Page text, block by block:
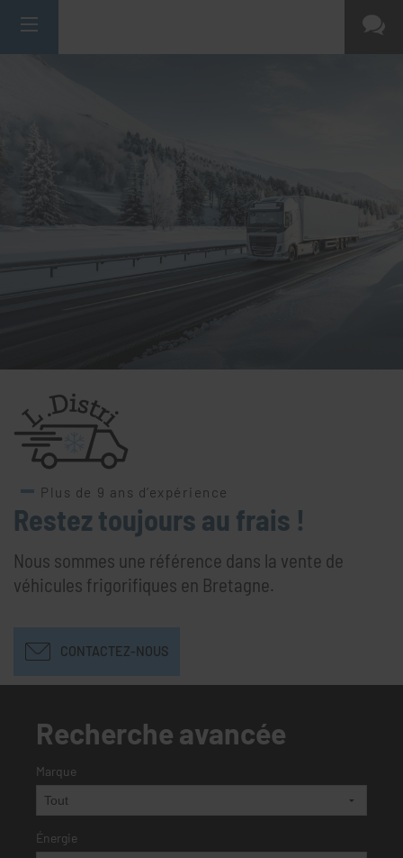
Plus de 9 ans d’expérience
Restez toujours au frais !
Nous sommes une référence dans la vente de
véhicules frigorifiques en Bretagne.
CONTACTEZ-NOUS
Recherche avancée
Marque
Énergie